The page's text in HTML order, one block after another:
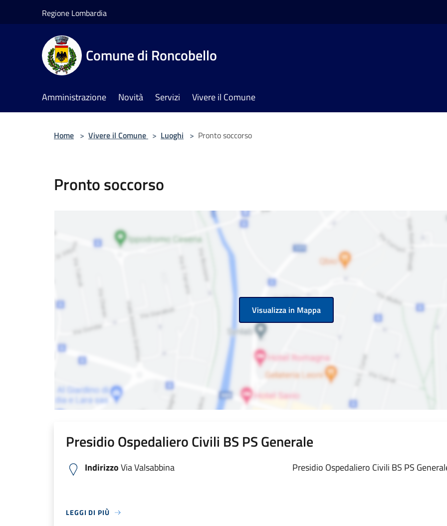
Regione Lombardia
Comune di Roncobello
Amministrazione Novità Servizi Vivere il Comune
Home > Vivere il Comune > Luoghi > Pronto soccorso
Pronto soccorso
Visualizza in Mappa
Presidio Ospedaliero Civili BS PS Generale
IndirizzoVia Valsabbina Presidio Ospedaliero Civili BS PS
LEGGI DI PIÙ